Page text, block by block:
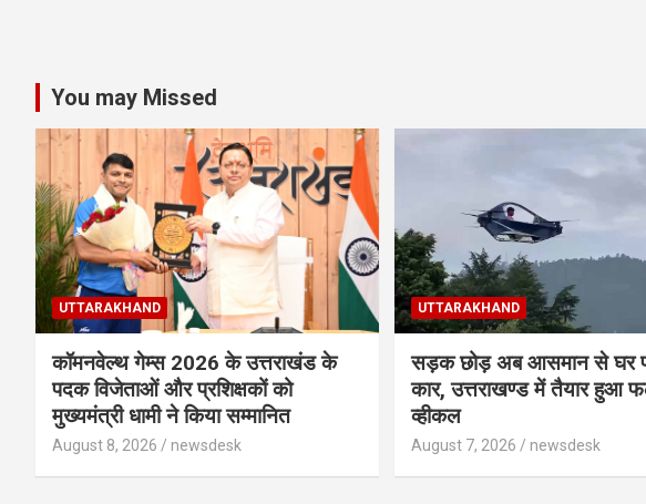
You may Missed
UTTARAKHAND
कॉमनवेल्थ गेम्स 2026 के उत्तराखंड के
पदक विजेताओं और प्रशिक्षकों को
मुख्यमंत्री धामी ने किया सम्मानित
August 8, 2026 newsdesk
UTTARAKHAND
सड़क छोड़ अब आसमान से घर
कार, उत्तराखण्ड में तैयार हुआ
व्हीकल
August 7, 2026 newsdesk